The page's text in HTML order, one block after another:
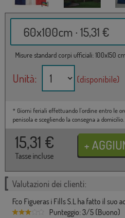
60x100cm · 15,31 €
Misure standard corpi ufficiali: 100x150 cm
Unità: (disponibile)
* Giorni feriali effettuando l'ordine entro le
penisola e scegliendo la consegna a domicilio.
15,31 €
Tasse incluse
Valutazioni dei clienti:
Fco Figueras i Fills S.L ha fatto il suo
Punteggio: 3/5 (Buono)